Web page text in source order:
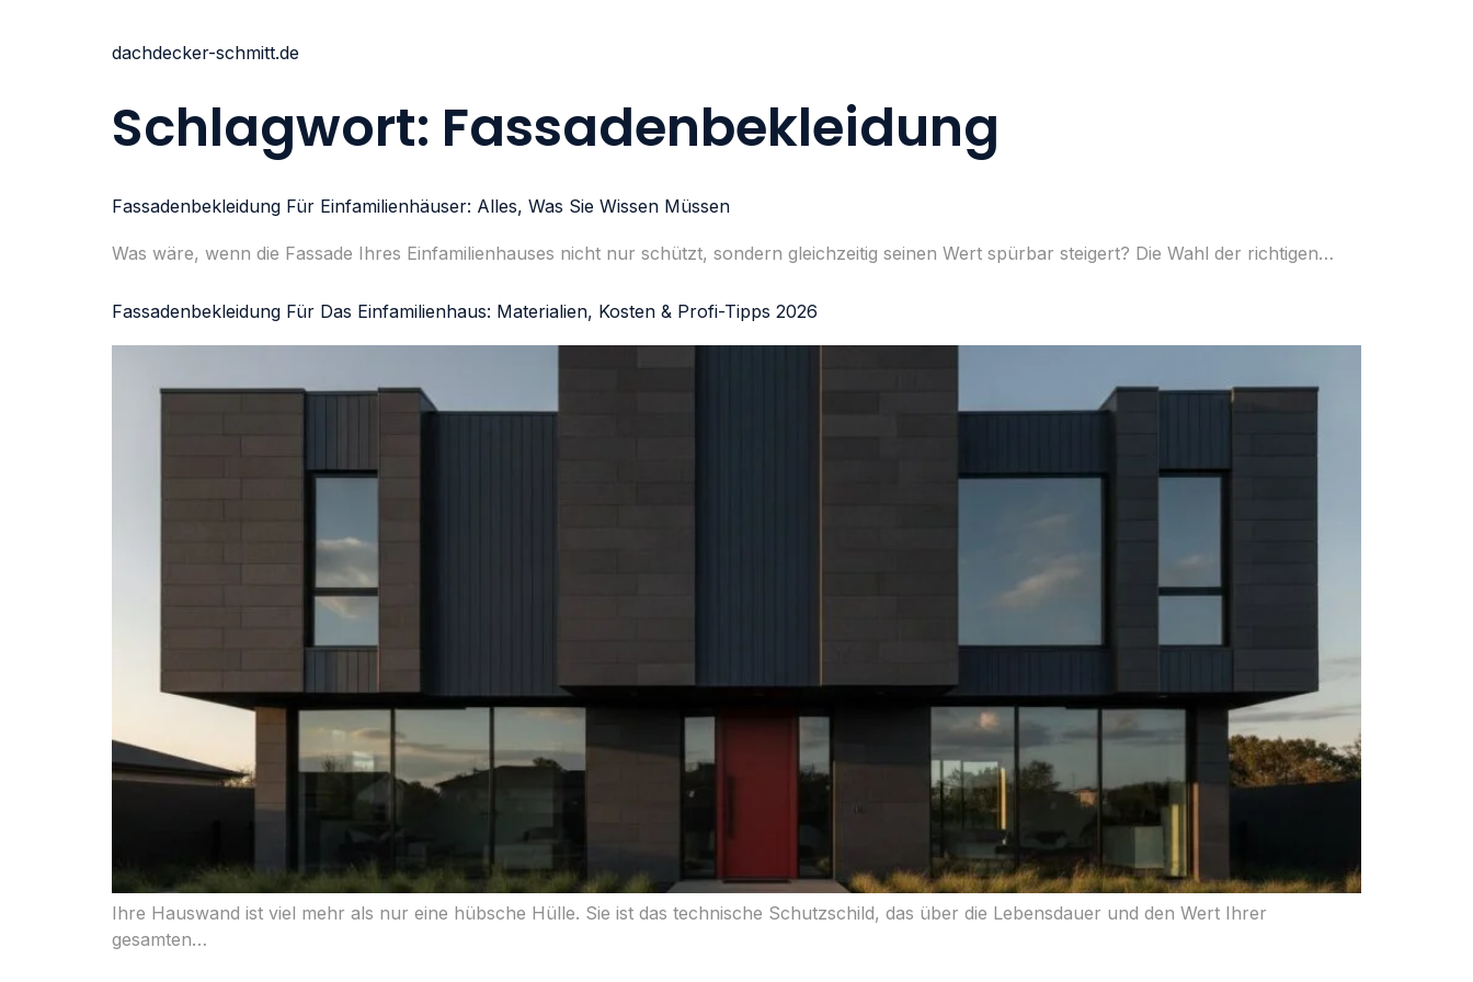
dachdecker-schmitt.de
Schlagwort: Fassadenbekleidung
Fassadenbekleidung Für Einfamilienhäuser: Alles, Was Sie Wissen Müssen
Was wäre, wenn die Fassade Ihres Einfamilienhauses nicht nur schützt, sondern gleichzeitig seinen Wert spürbar steigert? Die Wahl der richtigen…
Fassadenbekleidung Für Das Einfamilienhaus: Materialien, Kosten & Profi-Tipps 2026
Ihre Hauswand ist viel mehr als nur eine hübsche Hülle. Sie ist das technische Schutzschild, das über die Lebensdauer und den Wert Ihrer
gesamten…